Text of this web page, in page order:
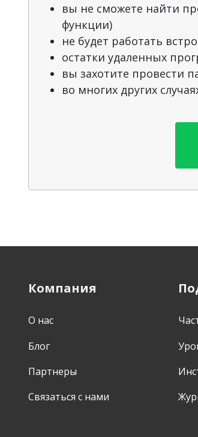
вы не сможете найти
функции)
не будет работать
остатки удаленных
вы захотите провести
во многих других
Компания
О нас
Блог
Партнеры
Связаться с нами